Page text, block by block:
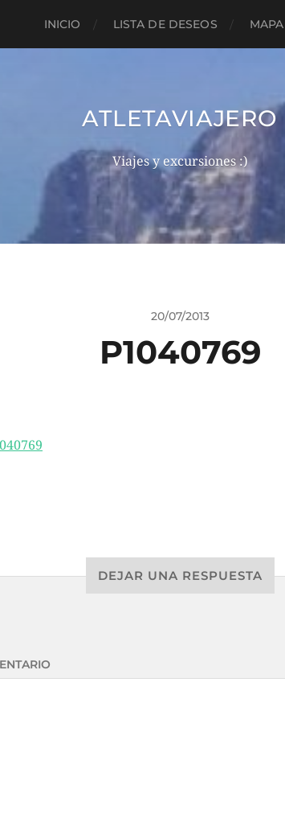
INICIO LISTA DE DESEOS MAPA
ATLETAVIAJERO
Viajes y excursiones :)
20/07/2013
P1040769
DEJAR UNA RESPUESTA